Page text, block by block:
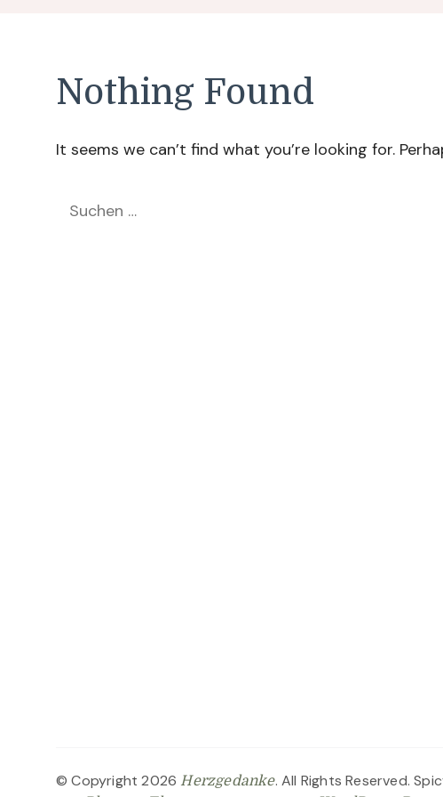
Nothing Found
It seems we can’t find what you’re looking for.
Suchen
© Copyright 2026 Herzgedanke. All Rights Reserved.